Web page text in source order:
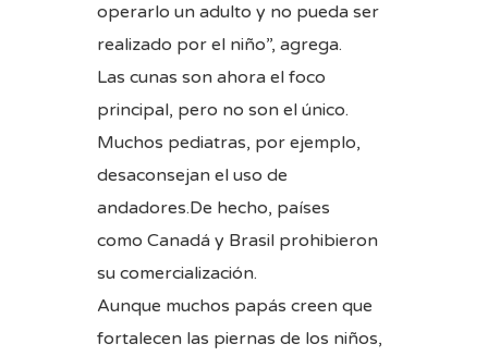
operarlo un adulto y no pueda ser
realizado por el niño”, agrega.
Las cunas son ahora el foco
principal, pero no son el único.
Muchos pediatras, por ejemplo,
desaconsejan el uso de
andadores.De hecho, países
como Canadá y Brasil prohibieron
su comercialización.
Aunque muchos papás creen que
fortalecen las piernas de los niños,